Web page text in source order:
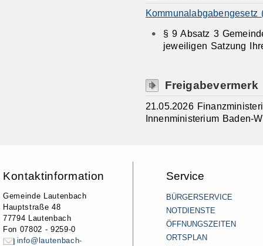
Kommunalabgabengesetz
§ 9 Absatz 3
jeweiligen Satzung
Freigabevermerk
21.05.2026
Innenministerium Baden-
Kontaktinformation
Gemeinde Lautenbach
Hauptstraße 48
77794 Lautenbach
Fon 07802 - 9259-0
info@lautenbach-
Service
BÜRGERSERVICE
NOTDIENSTE
ÖFFNUNGSZEITEN
ORTSPLAN